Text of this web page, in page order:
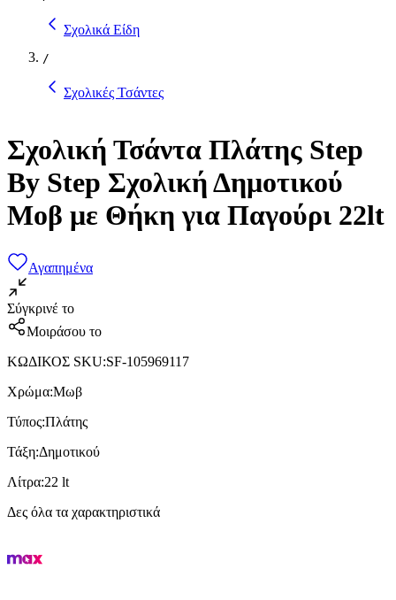
Σχολικά Είδη
/
Σχολικές Τσάντες
Σχολική Τσάντα Πλάτης Step
By Step Σχολική Δημοτικού
Μοβ με Θήκη για Παγούρι 22lt
Αγαπημένα
Σύγκρινέ το
Μοιράσου το
ΚΩΔΙΚΟΣ SKU:SF-105969117
Χρώμα:Μωβ
Τύπος:Πλάτης
Τάξη:Δημοτικού
Λίτρα:22 lt
Δες όλα τα χαρακτηριστικά